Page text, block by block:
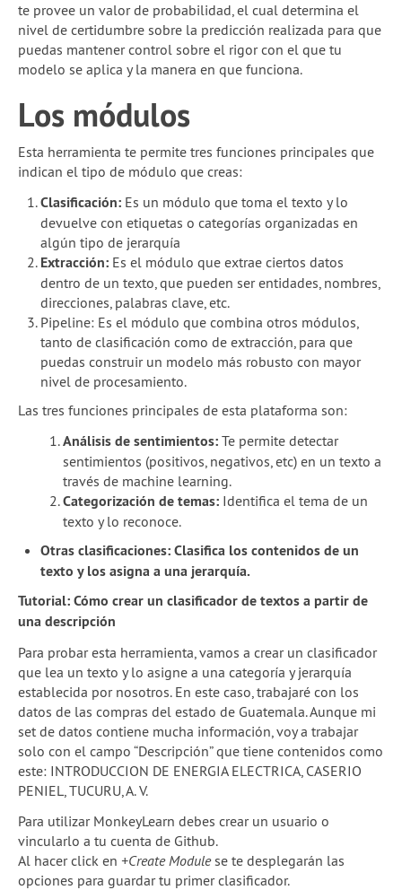
te provee un valor de probabilidad, el cual determina el
nivel de certidumbre sobre la predicción realizada para que
puedas mantener control sobre el rigor con el que tu
modelo se aplica y la manera en que funciona.
Los módulos
Esta herramienta te permite tres funciones principales que
indican el tipo de módulo que creas:
Clasificación: Es un módulo que toma el texto y lo
devuelve con etiquetas o categorías organizadas en
algún tipo de jerarquía
Extracción: Es el módulo que extrae ciertos datos
dentro de un texto, que pueden ser entidades, nombres,
direcciones, palabras clave, etc.
Pipeline: Es el módulo que combina otros módulos,
tanto de clasificación como de extracción, para que
puedas construir un modelo más robusto con mayor
nivel de procesamiento.
Las tres funciones principales de esta plataforma son:
Análisis de sentimientos: Te permite detectar
sentimientos (positivos, negativos, etc) en un texto a
través de machine learning.
Categorización de temas: Identifica el tema de un
texto y lo reconoce.
Otras clasificaciones: Clasifica los contenidos de un
texto y los asigna a una jerarquía.
Tutorial: Cómo crear un clasificador de textos a partir de
una descripción
Para probar esta herramienta, vamos a crear un clasificador
que lea un texto y lo asigne a una categoría y jerarquía
establecida por nosotros. En este caso, trabajaré con los
datos de las compras del estado de Guatemala. Aunque mi
set de datos contiene mucha información, voy a trabajar
solo con el campo “Descripción” que tiene contenidos como
este: INTRODUCCION DE ENERGIA ELECTRICA, CASERIO
PENIEL, TUCURU, A. V.
Para utilizar MonkeyLearn debes crear un usuario o
vincularlo a tu cuenta de Github.
Al hacer click en +Create Modulese te desplegarán las
opciones para guardar tu primer clasificador.